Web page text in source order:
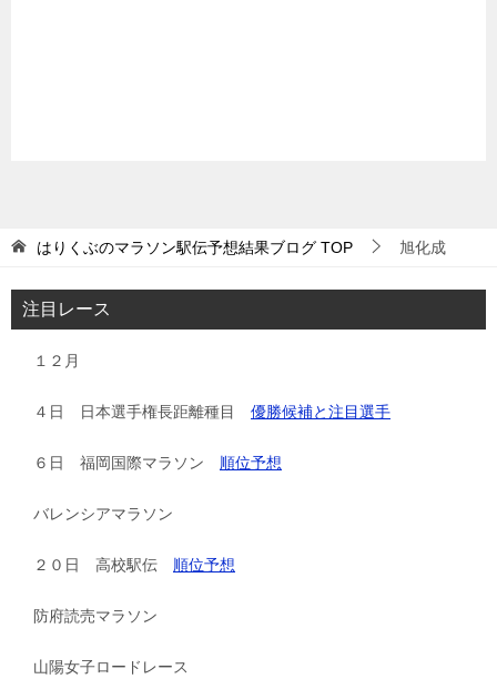
はりくぶのマラソン駅伝予想結果ブログ TOP 旭化成
注目レース
１２月
４日 日本選手権長距離種目 優勝候補と注目選手
６日 福岡国際マラソン 順位予想
バレンシアマラソン
２０日 高校駅伝 順位予想
防府読売マラソン
山陽女子ロードレース